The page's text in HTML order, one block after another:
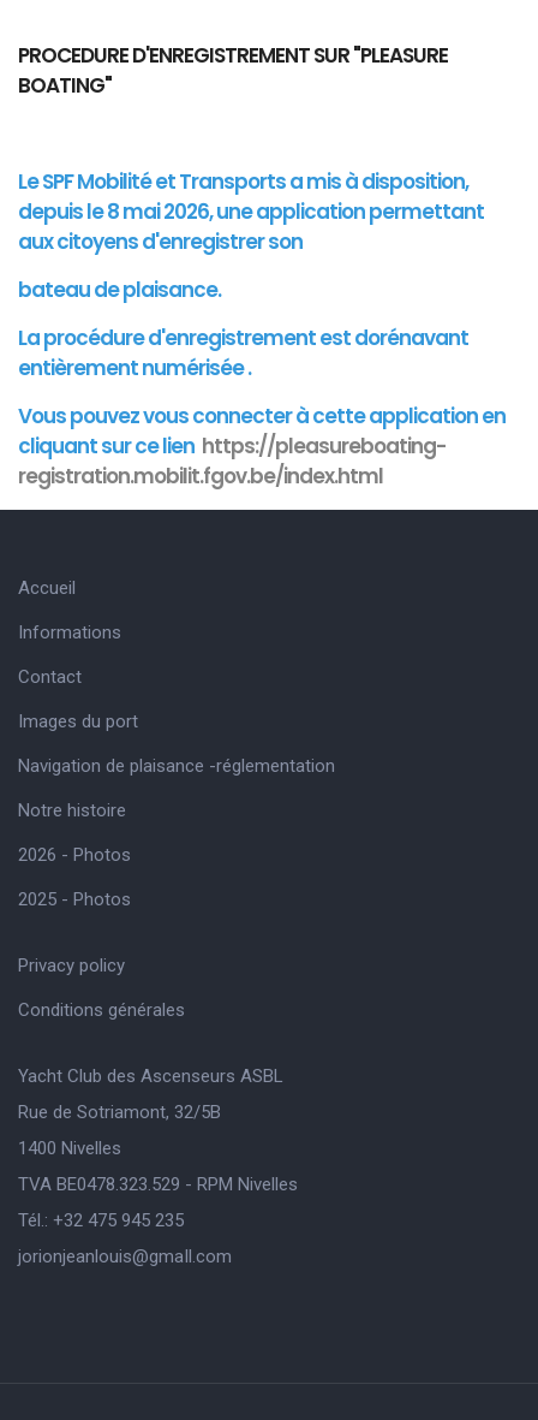
PROCEDURE D'ENREGISTREMENT SUR "PLEASURE
BOATING"
Le SPF Mobilité et Transports a mis à disposition,
depuis le 8 mai 2026, une application permettant
aux citoyens d'enregistrer son
bateau de plaisance.
La procédure d'enregistrement est dorénavant
entièrement numérisée .
Vous pouvez vous connecter à cetteapplicationen
cliquant sur ce lien https://pleasureboating-
registration.mobilit.fgov.be/index.html
Accueil
Informations
Contact
Images du port
Navigation de plaisance -réglementation
Notre histoire
2026 - Photos
2025 - Photos
Privacy policy
Conditions générales
Yacht Club des Ascenseurs ASBL
Rue de Sotriamont, 32/5B
1400 Nivelles
TVA BE0478.323.529 - RPM Nivelles
Tél.: +32 475 945 235
jorionjeanlouis@gmaIl.com